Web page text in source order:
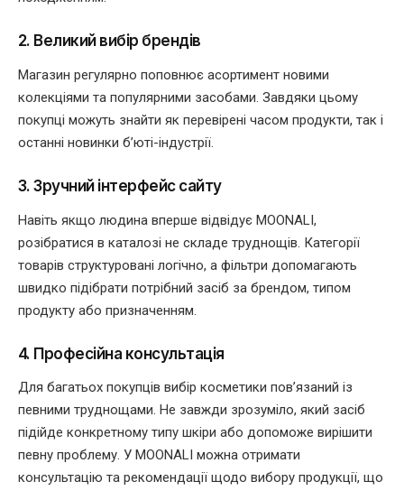
2. Великий вибір брендів
Магазин регулярно поповнює асортимент новими
колекціями та популярними засобами. Завдяки цьому
покупці можуть знайти як перевірені часом продукти, так і
останні новинки б’юті-індустрії.
3. Зручний інтерфейс сайту
Навіть якщо людина вперше відвідує MOONALI,
розібратися в каталозі не складе труднощів. Категорії
товарів структуровані логічно, а фільтри допомагають
швидко підібрати потрібний засіб за брендом, типом
продукту або призначенням.
4. Професійна консультація
Для багатьох покупців вибір косметики пов’язаний із
певними труднощами. Не завжди зрозуміло, який засіб
підійде конкретному типу шкіри або допоможе вирішити
певну проблему. У MOONALI можна отримати
консультацію та рекомендації щодо вибору продукції, що